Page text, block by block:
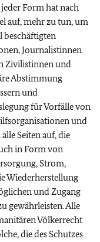
Form hat nach
auf, mehr zu tun, um
beschäftigten
Journalistinnen
Zivilistinnen und
Abstimmung
und
für Vorfälle von
und
Seiten auf, die
in Form von
Strom,
Wiederherstellung
und Zugang
gewährleisten. Alle
Völkerrecht
die des Schutzes